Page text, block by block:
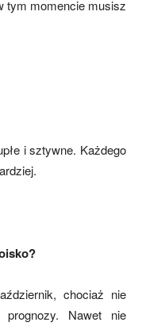
tym momencie musisz
i sztywne. Każdego
chociaż nie
Nawet nie